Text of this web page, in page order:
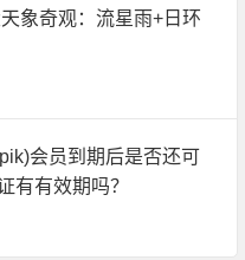
象奇观：流星雨+日环
会员到期后是否还可
有有效期吗？